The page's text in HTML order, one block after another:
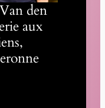
den
aux